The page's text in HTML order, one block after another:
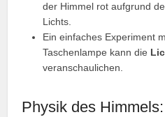
der Himmel rot aufgrund
Lichts.
Ein einfaches Experiment
Taschenlampe kann die
veranschaulichen.
Physik des